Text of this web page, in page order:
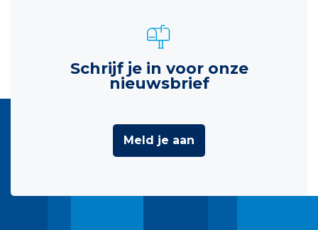
Schrijf je in voor onze
nieuwsbrief
Meld je aan